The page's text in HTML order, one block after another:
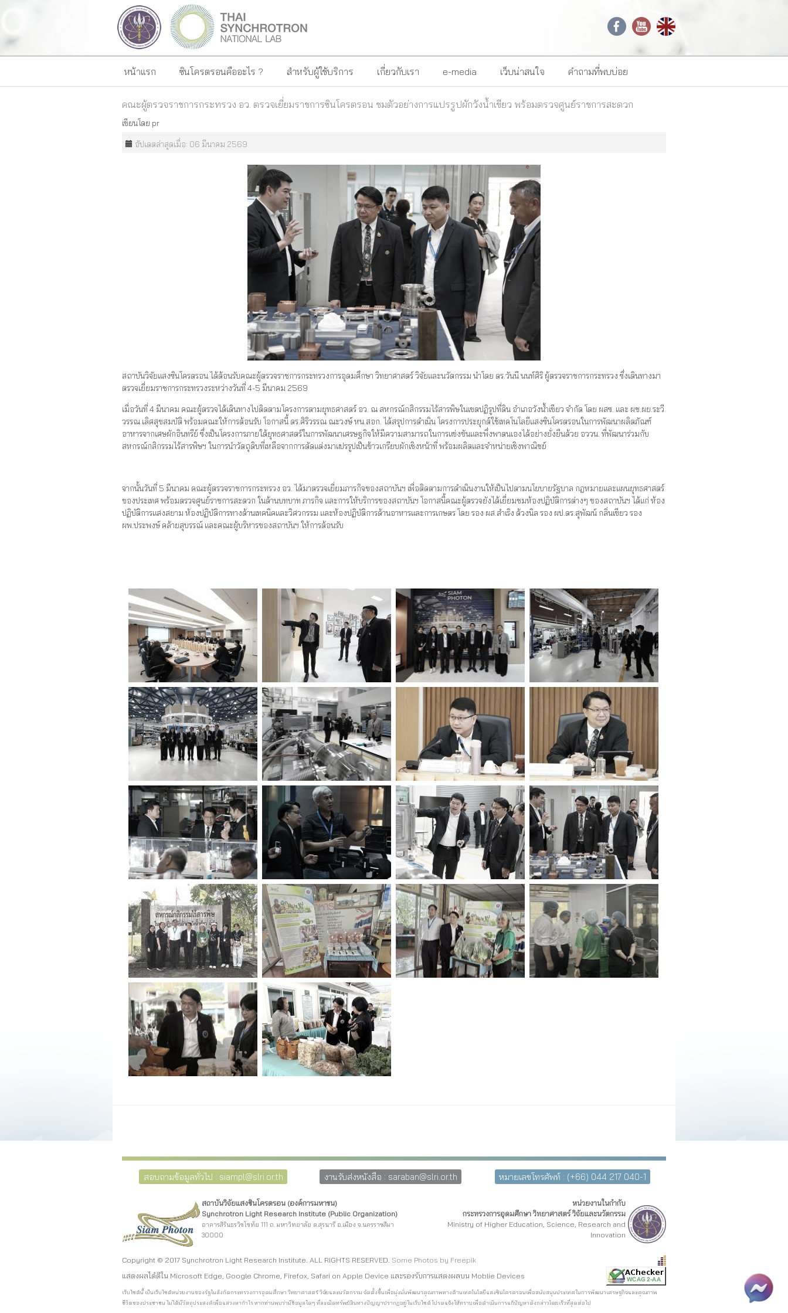
หน้าแรก ซินโครตรอนคืออะไร ? สำหรับผู้ใช้บริการ เกี่ยวกับเรา e-media เว็บน่าสนใจ คำถามที่พบบ่อย
คณะผู้ตรวจราชการกระทรวง อว. ตรวจเยี่ยมราชการซินโครตรอน ชมตัวอย่างการแปรรูปผักวังน้ำเขียว พร้อมตรวจศูนย์ราชการสะดวก
เขียนโดย pr
อัปเดตล่าสุดเมื่อ: 06 มีนาคม 2569
สถาบันวิจัยแสงซินโครตรอน ได้ต้อนรับคณะผู้ตรวจราชการกระทรวงการอุดมศึกษา วิทยาศาสตร์ วิจัยและนวัตกรรม นำโดย ดร.วันนี นนท์ศิริ ผู้ตรวจราชการกระทรวง ซึ่งเดินทางมา
ตรวจเยี่ยมราชการกระทรวงระหว่างวันที่ 4-5 มีนาคม 2569
เมื่อวันที่ 4 มีนาคม คณะผู้ตรวจได้เดินทางไปติดตามโครงการตามยุทธศาสตร์ อว. ณ สหกรณ์กสิกรรมไร้สารพิษในเขตปฏิรูปที่ดิน อำเภอวังน้ำเขียว จำกัด โดย ผสซ. และ ผช.ผย.ระวี
วรรณ เลิศสุขสมบัติ พร้อมคณะให้การต้อนรับ โอกาสนี้ ดร.ศิริวรรณ ณะวงษ์ หน.สอก. ได้สรุปการดำเนิน โครงการประยุกต์ใช้เทคโนโลยีแสงซินโครตรอนในการพัฒนาผลิตภัณฑ์
อาหารจากเศษผักอินทรีย์ ซึ่งเป็นโครงการภายใต้ยุทธศาสตร์ในการพัฒนาเศรษฐกิจให้มีความสามารถในการแข่งขันและพึ่งพาตนเองได้อย่างยั่งยืนด้วย อววน. ที่พัฒนาร่วมกับ
สหกรณ์กสิกรรมไร้สารพิษฯ ในการนำวัตถุดิบที่เหลือจากการตัดแต่งมาแปรรูปเป็นข้าวเกรียบผักเชิงหน้าที่ พร้อมผลิตและจำหน่ายเชิงพาณิชย์
จากนั้นวันที่ 5 มีนาคม คณะผู้ตรวจราชการกระทรวง อว. ได้มาตรวจเยี่ยมภารกิจของสถาบันฯ เพื่อติดตามการดำเนินงานให้เป็นไปตามนโยบายรัฐบาล กฎหมายและแผนยุทธศาสตร์
ของประเทศ พร้อมตรวจศูนย์ราชการสะดวก ในด้านบทบาท ภารกิจ และการให้บริการของสถาบันฯ โอกาสนี้คณะผู้ตรวจยังได้เยี่ยมชมห้องปฏิบัติการต่างๆ ของสถาบันฯ ได้แก่ ห้อง
ปฏิบัติการแสงสยาม ห้องปฏิบัติการทางด้านเทคนิคและวิศวกรรม และห้องปฏิบัติการด้านอาหารและการเกษตร โดย รอง ผส.สำเริง ด้วงนิล รอง ผป.ดร.สุพัฒน์ กลิ่นเขียว รอง
ผพ.ประพงษ์ คล้ายสุบรรณ์ และคณะผู้บริหารของสถาบันฯ ให้การต้อนรับ
สอบถามข้อมูลทั่วไป : siampl@slri.or.th งานรับส่งหนังสือ : saraban@slri.or.th หมายเลขโทรศัพท์ : (+66) 044 217 040-1
สถาบันวิจัยแสงซินโครตรอน (องค์การมหาชน)
Synchrotron Light Research Institute (Public Organization)
อาคารสิรินธรวิชโชทัย 111 ถ. มหาวิทยาลัย ต.สุรนารี อ.เมือง จ.นครราชสีมา
30000
หน่วยงานในกำกับ
กระทรวงการอุดมศึกษา วิทยาศาสตร์ วิจัยและนวัตกรรม
Ministry of Higher Education, Science, Research and
Innovation
Copyright © 2017 Synchrotron Light Research Institute. ALL RIGHTS RESERVED. Some Photos by Freepik
แสดงผลได้ดีใน Microsoft Edge, Google Chrome, Firefox, Safari on Apple Device และรองรับการแสดงผลบน Moblie Devices
เว็บไซต์นี้ เป็นเว็บไซต์หน่วยงานของรัฐในสังกัดกระทรวงการอุดมศึกษา วิทยาศาสตร์ วิจัยและนวัตกรรม จัดตั้งขึ้นเพื่อมุ่งมั่นพัฒนาคุณภาพทางด้านเทคโนโลยีแสงซินโครตรอนเพื่อสนับสนุนประเทศในการพัฒนาเศรษฐกิจและคุณภาพ
ชีวิตของประชาชน ไม่ได้มีวัตถุประสงค์เพื่อแสวงหากำไร หากท่านพบว่ามีข้อมูลใดๆ ที่ละเมิดทรัพย์สินทางปัญญาปรากฏอยู่ในเว็บไซต์ โปรดแจ้งให้ทราบเพื่อดำเนินการแก้ปัญหาดังกล่าวโดยเร็วที่สุดต่อไป